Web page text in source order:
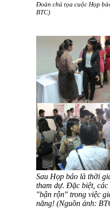
Đoàn chủ tọa cuộc Họp
BTC)
Sau Họp báo là thời
tham dự. Đặc biệt,
"bận rộn" trong việc
năng! (Nguồn ảnh: